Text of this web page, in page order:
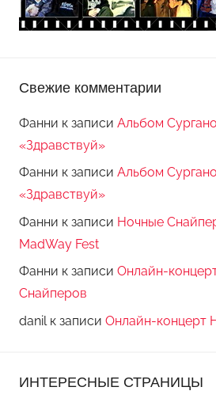
Свежие комментарии
Фанни к записи Альбом
«Здравствуй»
Фанни к записи Альбом
«Здравствуй»
Фанни к записи Ночные
MadWay Fest
Фанни к записи Онлайн-
Снайперов
danil к записи Онлайн-концерт
ИНТЕРЕСНЫЕ СТРАНИЦЫ